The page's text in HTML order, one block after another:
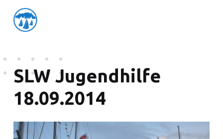
friedensflotte salzburg
Friedensflotte Salzburg
SLW Jugendhilfe
18.09.2014